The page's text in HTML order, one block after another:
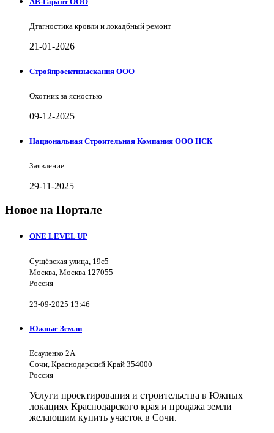
Дтагностика кровли и локадбный ремонт
21-01-2026
Стройпроектизыскания ООО
Охотник за ясностью
09-12-2025
Национальная Строительная Компания ООО НСК
Заявление
29-11-2025
Новое на Портале
ONE LEVEL UP
Сущёвская улица, 19с5
Москва, Москва 127055
Россия
23-09-2025 13:46
Южные Земли
Есауленко 2А
Сочи, Краснодарский Край 354000
Россия
Услуги проектирования и строительства в Южных
локациях Краснодарского края и продажа земли
желающим купить участок в Сочи.